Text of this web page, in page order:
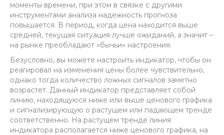
моменты времени, при этом в связке с другими
инструментами анализа надежность прогноза
повышается. В период, когда цена находится выше
средней, текущая ситуация лучше ожиданий, а значит –
на рынке преобладают «бычьи» настроения.
Безусловно, вы можете настроить индикатор, чтобы он
реагировал на изменения цены более чувствительно,
однако тогда количество ложных сигналов заметно
возрастет. Данный индикатор представляет собой
линию, находящуюся ниже или выше ценового графика
и сигнализирующую о растущем или падающем тренде
соответственно. На растущем тренде линия
индикатора располагается ниже ценового графика, на